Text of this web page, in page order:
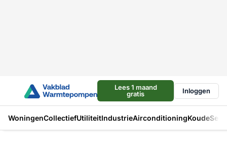
Lees 1 maand
gratis
Inloggen
WoningenCollectiefUtiliteitIndustrieAirconditioningKoude